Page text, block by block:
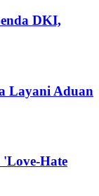
DKI,
Layani Aduan
Hate